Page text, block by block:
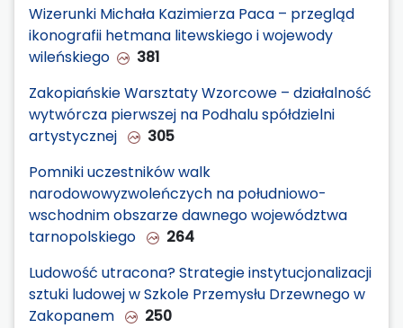
Wizerunki Michała Kazimierza Paca – przegląd
ikonografii hetmana litewskiego i wojewody
wileńskiego
381
Zakopiańskie Warsztaty Wzorcowe – działalność
wytwórcza pierwszej na Podhalu spółdzielni
artystycznej
305
Pomniki uczestników walk
narodowowyzwoleńczych na południowo-
wschodnim obszarze dawnego województwa
tarnopolskiego
264
Ludowość utracona? Strategie instytucjonalizacji
sztuki ludowej w Szkole Przemysłu Drzewnego w
Zakopanem
250